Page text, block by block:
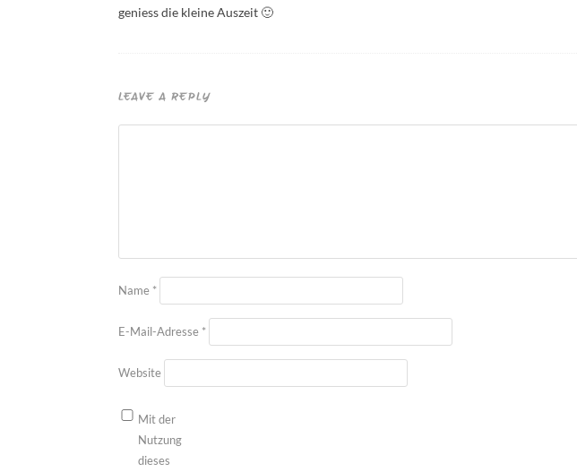
geniess die kleine Auszeit 🙂
LEAVE A REPLY
Name *
E-Mail-Adresse *
Website
Mit der
Nutzung
dieses